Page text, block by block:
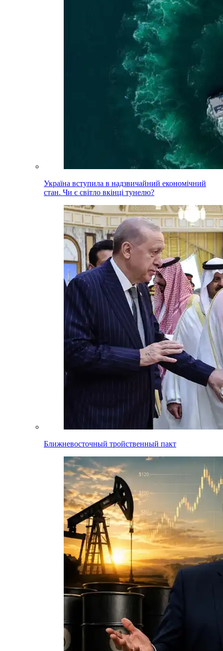
Україна вступила в надзвичайний економічний
стан. Чи є світло вкінці тунелю?
Ближневосточный тройственный пакт